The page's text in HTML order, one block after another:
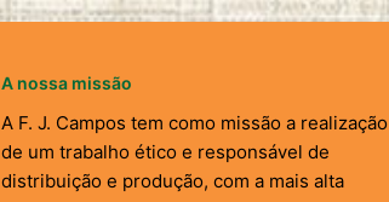
A nossa missão
A F. J. Campos tem como missão a realização
de um trabalho ético e responsável de
distribuição e produção, com a mais alta